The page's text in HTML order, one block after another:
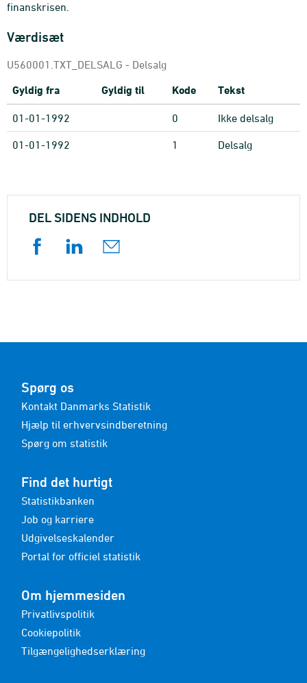
finanskrisen.
Værdisæt
U560001.TXT_DELSALG - Delsalg
Gyldig fra Gyldig til Kode Tekst
01-01-1992 0 Ikke delsalg
01-01-1992 1 Delsalg
DEL SIDENS INDHOLD
Spørg os
Kontakt Danmarks Statistik
Hjælp til erhvervsindberetning
Spørg om statistik
Find det hurtigt
Statistikbanken
Job og karriere
Udgivelseskalender
Portal for officiel statistik
Om hjemmesiden
Privatlivspolitik
Cookiepolitik
Tilgængelighedserklæring